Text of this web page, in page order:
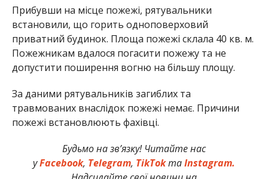
Прибувши на місце пожежі, рятувальники
встановили, що горить одноповерховий
приватний будинок. Площа пожежі склала 40 кв. м.
Пожежникам вдалося погасити пожежу та не
допустити поширення вогню на більшу площу.
За даними рятувальників загиблих та
травмованих внаслідок пожежі немає. Причини
пожежі встановлюють фахівці.
Будьмо на зв’язку! Читайте нас
уFacebook, Telegram, TikTokтаInstagram.